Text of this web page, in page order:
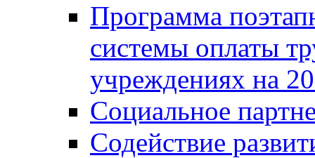
Программа
системы оплаты
учреждениях на
Социальное
Содействие